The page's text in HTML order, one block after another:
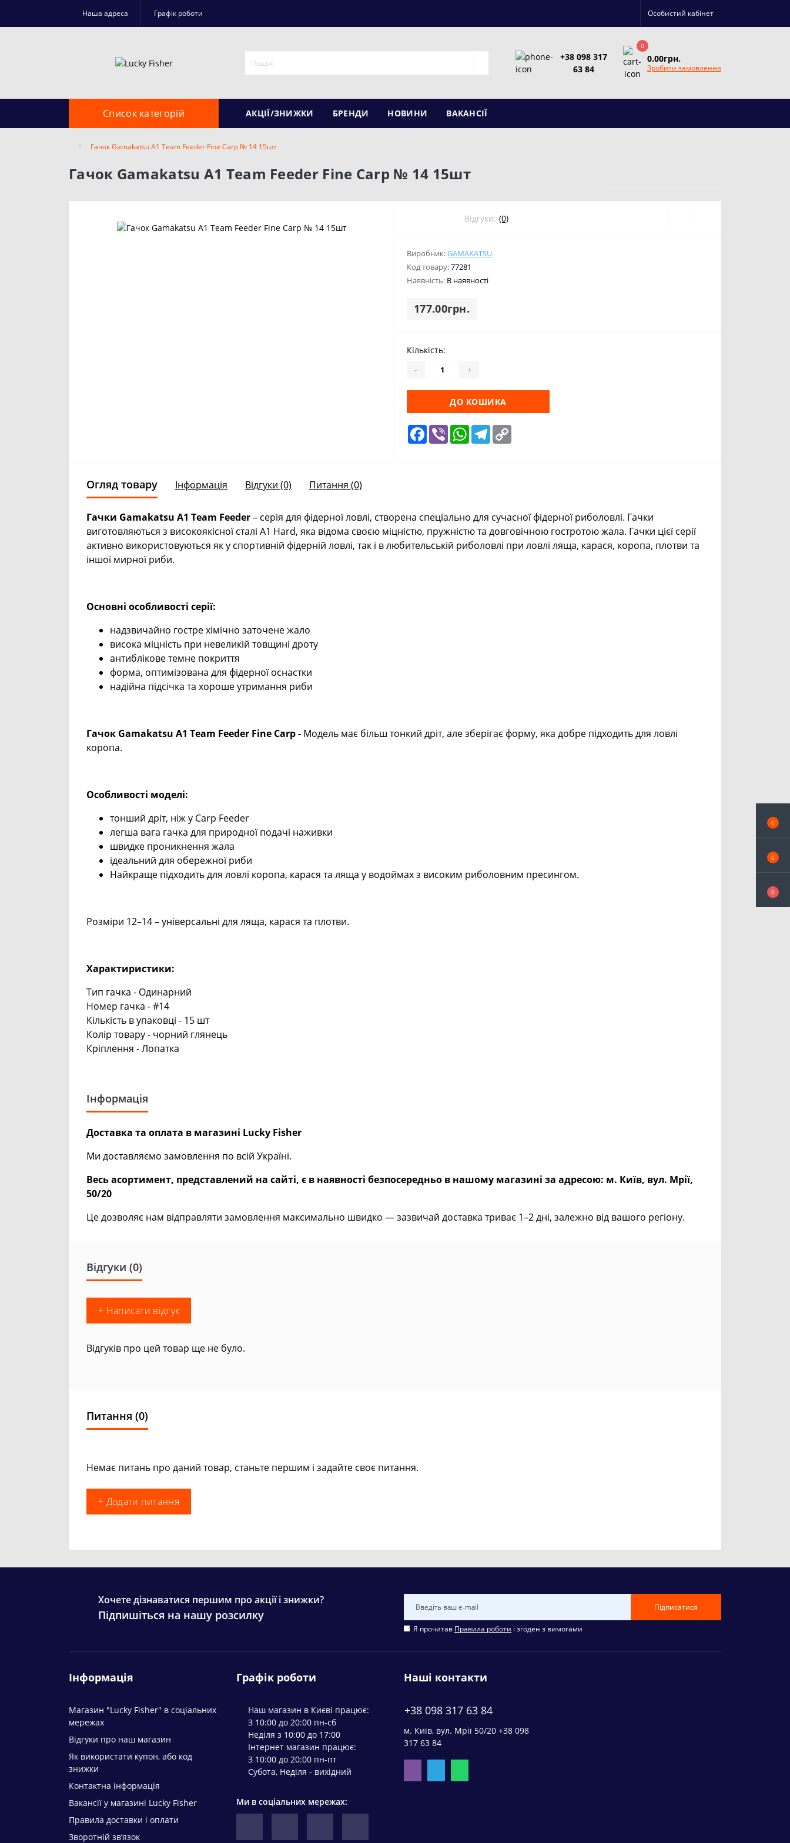
0
0
0
Наша адреса Графік роботи Особистий кабінет
+38 098 317
63 84
0
0.00грн.
Зробити замовлення
Список категорій АКЦІЇ/ЗНИЖКИ БРЕНДИ НОВИНИ ВАКАНСІЇ
Гачок Gamakatsu A1 Team Feeder Fine Carp № 14 15шт
Гачок Gamakatsu A1 Team Feeder Fine Carp № 14 15шт
Відгуки: (0)
Виробник:GAMAKATSU
Код товару:77281
Наявність: В наявності
177.00грн.
Кількість:
- +
ДО КОШИКА
Facebook
Viber WhatsApp
Telegram
Огляд товару Інформація Відгуки (0) Питання (0)
Гачки Gamakatsu A1 Team Feeder– серія для фідерної ловлі, створена спеціально для сучасної фідерної риболовлі. Гачки
виготовляються з високоякісної сталі A1 Hard, яка відома своєю міцністю, пружністю та довговічною гостротою жала. Гачки цієї серії
активно використовуються як у спортивній фідерній ловлі, так і в любительській риболовлі при ловлі ляща, карася, коропа, плотви та
іншої мирної риби.
Основні особливості серії:
надзвичайно гостре хімічно заточене жало
висока міцність при невеликій товщині дроту
антиблікове темне покриття
форма, оптимізована для фідерної оснастки
надійна підсічка та хороше утримання риби
Гачок Gamakatsu A1 Team Feeder Fine Carp - Модель має більш тонкий дріт, але зберігає форму, яка добре підходить для ловлі
коропа.
Особливості моделі:
тонший дріт, ніж у Carp Feeder
легша вага гачка для природної подачі наживки
швидке проникнення жала
ідеальний для обережної риби
Найкраще підходить для ловлі коропа, карася та ляща у водоймах з високим риболовним пресингом.
Розміри 12–14 – універсальні для ляща, карася та плотви.
Характиристики:
Тип гачка - Одинарний
Номер гачка - #14
Кількість в упаковці - 15 шт
Колір товару - чорний глянець
Кріплення - Лопатка
Інформація
Доставка та оплата в магазині Lucky Fisher
Ми доставляємо замовлення по всій Україні.
Весь асортимент, представлений на сайті, є в наявності безпосередньо в нашому магазині за адресою: м. Київ, вул. Мрії,
50/20
Це дозволяє нам відправляти замовлення максимально швидко — зазвичай доставка триває 1–2 дні, залежно від вашого регіону.
Відгуки (0)
+ Написати відгук
Відгуків про цей товар ще не було.
Питання (0)
Немає питань про даний товар, станьте першим і задайте своє питання.
+ Додати питання
Хочете дізнаватися першим про акції і знижки?
Підпишіться на нашу розсилку
Підписатися
Я прочитав Правила роботи і згоден з вимогами
Інформація
Магазин "Lucky Fisher" в соціальних
мережах
Відгуки про наш магазин
Як використати купон, або код
знижки
Контактна інформація
Вакансії у магазині Lucky Fisher
Правила доставки і оплати
Зворотній зв’язок
Графік роботи
Наш магазин в Києві працює:
З 10:00 до 20:00 пн-сб
Неділя з 10:00 до 17:00
Інтернет магазин працює:
З 10:00 до 20:00 пн-пт
Субота, Неділя - вихідний
Ми в соціальних мережах:
Наші контакти
+38 098 317 63 84
м. Київ, вул. Мрії 50/20 +38 098
317 63 84